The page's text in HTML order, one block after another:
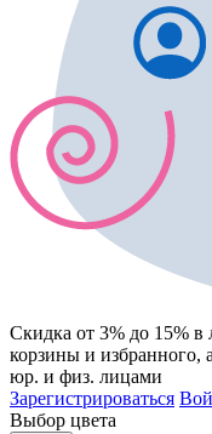
Скидка от 3% до 15% в
корзины и избранного,
юр. и физ. лицами
Зарегистрироваться
Выбор цвета